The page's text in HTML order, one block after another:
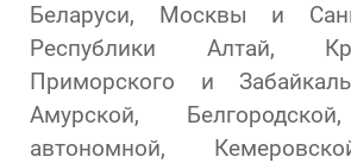
Беларуси, Москвы и
Республики Алтай,
Приморского и
Амурской,
автономной,